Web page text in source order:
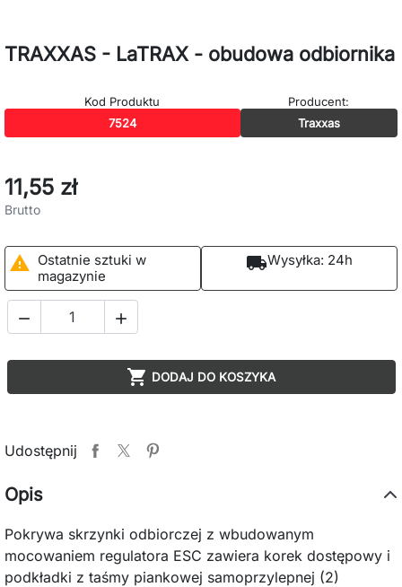
TRAXXAS - LaTRAX - obudowa odbiornika
Kod Produktu
7524
Producent:
Traxxas
11,55 zł
Brutto

Ostatnie sztuki w
magazynie
local_shippingWysyłka: 24h
 
 DODAJ DO KOSZYKA
Udostępnij
Opis
Pokrywa skrzynki odbiorczej z wbudowanym
mocowaniem regulatora ESC zawiera korek dostępowy i
podkładki z taśmy piankowej samoprzylepnej (2)